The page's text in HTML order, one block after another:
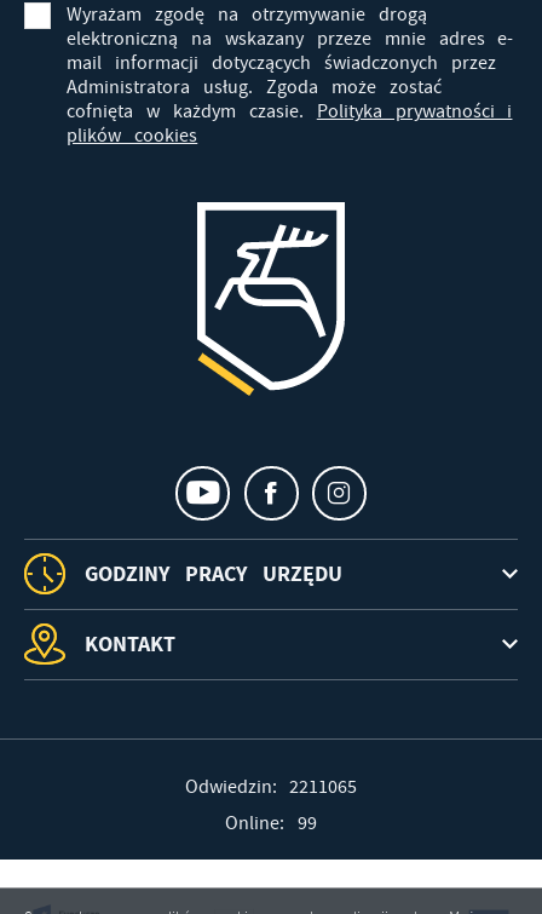
Wyrażam zgodę na otrzymywanie drogą
elektroniczną na wskazany przeze mnie adres e-
mail informacji dotyczących świadczonych przez
Administratora usług. Zgoda może zostać
cofnięta w każdym czasie. Polityka prywatności i
plików cookies
GODZINY PRACY URZĘDU
KONTAKT
Odwiedzin: 2211065
Online: 99